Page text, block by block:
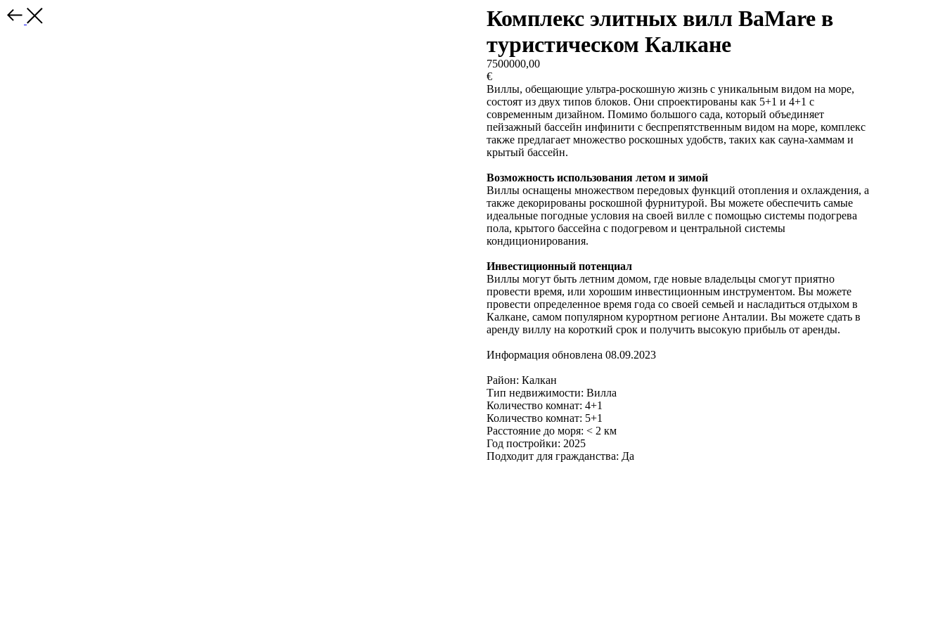
Комплекс элитных вилл BaMare в
туристическом Калкане
7500000,00
€
Виллы, обещающие ультра-роскошную жизнь с уникальным видом на море,
состоят из двух типов блоков. Они спроектированы как 5+1 и 4+1 с
современным дизайном. Помимо большого сада, который объединяет
пейзажный бассейн инфинити с беспрепятственным видом на море, комплекс
также предлагает множество роскошных удобств, таких как сауна-хаммам и
крытый бассейн.
Возможность использования летом и зимой
Виллы оснащены множеством передовых функций отопления и охлаждения, а
также декорированы роскошной фурнитурой. Вы можете обеспечить самые
идеальные погодные условия на своей вилле с помощью системы подогрева
пола, крытого бассейна с подогревом и центральной системы
кондиционирования.
Инвестиционный потенциал
Виллы могут быть летним домом, где новые владельцы смогут приятно
провести время, или хорошим инвестиционным инструментом. Вы можете
провести определенное время года со своей семьей и насладиться отдыхом в
Калкане, самом популярном курортном регионе Анталии. Вы можете сдать в
аренду виллу на короткий срок и получить высокую прибыль от аренды.
Информация обновлена 08.09.2023
Район: Калкан
Тип недвижимости: Вилла
Количество комнат: 4+1
Количество комнат: 5+1
Расстояние до моря: ˂ 2 км
Год постройки: 2025
Подходит для гражданства: Да